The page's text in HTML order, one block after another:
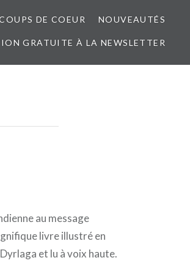
DE COEUR NOUVEAUTÉS
GRATUITE À LA NEWSLETTER
au message
livre illustré en
et lu à voix haute.